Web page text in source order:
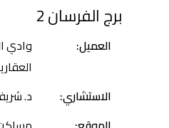
برج الفرسان 2
العميل:
وادي
الاستشاري:
د.